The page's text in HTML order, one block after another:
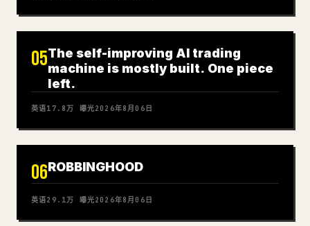
05The self-improving AI trading
machine is mostly built. One piece
left.
英语17.8万 曝光2026年8月06日
06ROBBINGHOOD
英语29.1万 曝光2026年8月06日